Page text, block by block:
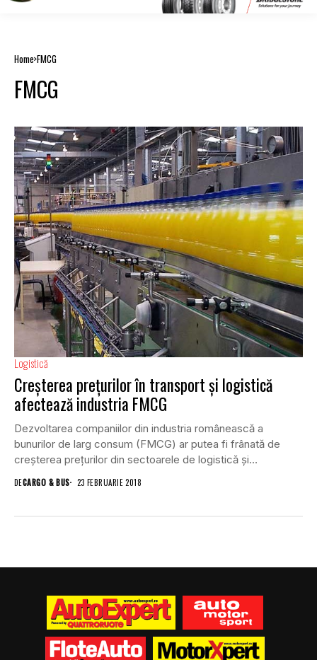
Home FMCG
FMCG
Logistică
Creșterea prețurilor în transport și logistică
afectează industria FMCG
Dezvoltarea companiilor din industria românească a
bunurilor de larg consum (FMCG) ar putea fi frânată de
creșterea preţurilor din sectoarele de logistică şi
transporturi, anticipează...
DECARGO & BUS 23 FEBRUARIE 2018